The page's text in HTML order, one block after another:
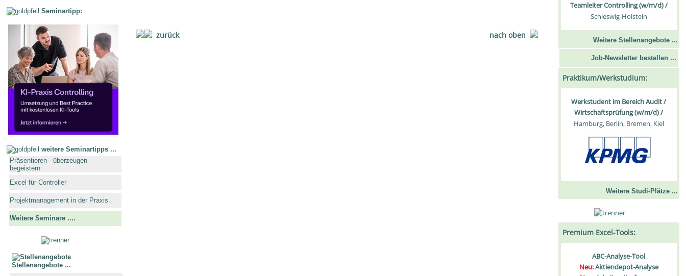
Seminartipp:
weitere Seminartipps ...
Präsentieren - überzeugen -
begeistern
Excel für Controller
Projektmanagement in der Praxis
Weitere Seminare ....
Stellenangebote ...
zurück nach oben
Teamleiter Controlling (w/m/d) /
Schleswig-Holstein
Weitere Stellenangebote ...
Job-Newsletter bestellen ...
Praktikum/Werkstudium:
Werkstudent im Bereich Audit /
Wirtschaftsprüfung (w/m/d) /
Hamburg, Berlin, Bremen, Kiel
Weitere Studi-Plätze ...
Premium Excel-Tools:
ABC-Analyse-Tool
Neu:Aktiendepot-Analyse